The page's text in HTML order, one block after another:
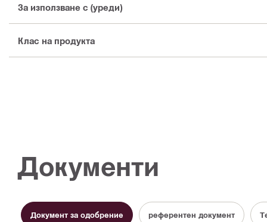
За използване с (уреди)
Клас на продукта
Документи
Документ за одобрение референтен документ